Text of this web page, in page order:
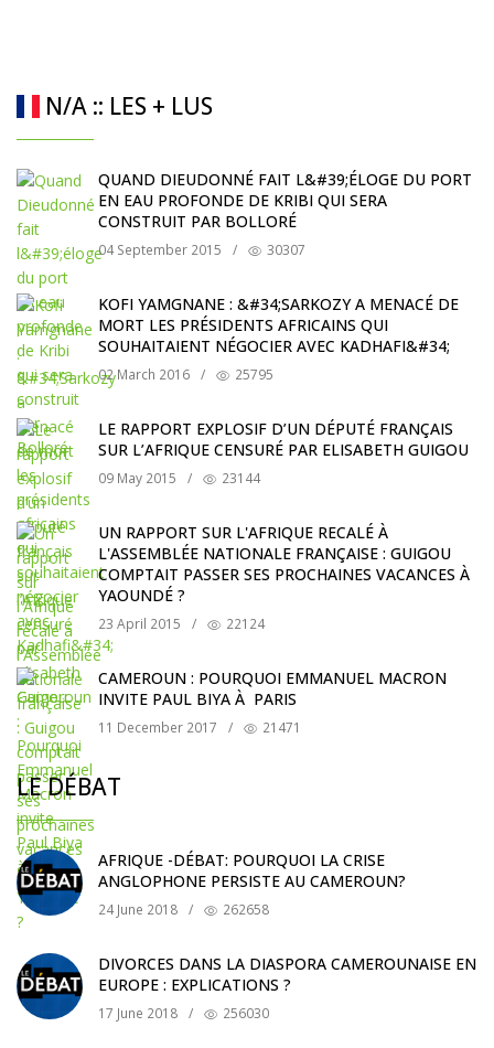
N/A :: LES + LUS
QUAND DIEUDONNÉ FAIT L&#39;ÉLOGE DU PORT
EN EAU PROFONDE DE KRIBI QUI SERA
CONSTRUIT PAR BOLLORÉ
04 September 2015 / 30307
KOFI YAMGNANE : &#34;SARKOZY A MENACÉ DE
MORT LES PRÉSIDENTS AFRICAINS QUI
SOUHAITAIENT NÉGOCIER AVEC KADHAFI&#34;
02 March 2016 / 25795
LE RAPPORT EXPLOSIF D’UN DÉPUTÉ FRANÇAIS
SUR L’AFRIQUE CENSURÉ PAR ELISABETH GUIGOU
09 May 2015 / 23144
UN RAPPORT SUR L'AFRIQUE RECALÉ À
L'ASSEMBLÉE NATIONALE FRANÇAISE : GUIGOU
COMPTAIT PASSER SES PROCHAINES VACANCES À
YAOUNDÉ ?
23 April 2015 / 22124
CAMEROUN : POURQUOI EMMANUEL MACRON
INVITE PAUL BIYA À PARIS
11 December 2017 / 21471
LE DÉBAT
AFRIQUE -DÉBAT: POURQUOI LA CRISE
ANGLOPHONE PERSISTE AU CAMEROUN?
24 June 2018 / 262658
DIVORCES DANS LA DIASPORA CAMEROUNAISE EN
EUROPE : EXPLICATIONS ?
17 June 2018 / 256030